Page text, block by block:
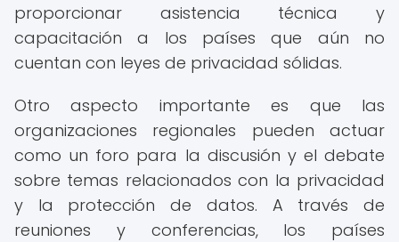
proporcionar asistencia técnica y
capacitación a los países que aún no
cuentan con leyes de privacidad sólidas.
Otro aspecto importante es que las
organizaciones regionales pueden actuar
como un foro para la discusión y el debate
sobre temas relacionados con la privacidad
y la protección de datos. A través de
reuniones y conferencias, los países